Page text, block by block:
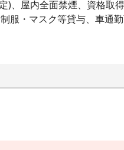
、屋内全面禁煙、資格取
服・マスク等貸与、車通